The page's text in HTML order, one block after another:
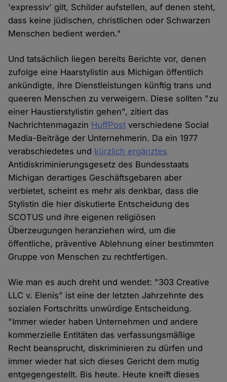
'expressiv' gilt, Schilder aufstellen, auf denen steht,
dass keine jüdischen, christlichen oder Schwarzen
Menschen bedient werden."
Und tatsächlich liegen bereits Berichte vor, denen
zufolge eine Haarstylistin aus Michigan öffentlich
ankündigte, ihre Dienstleistungen künftig trans und
queeren Menschen zu verweigern. Diese sollten "zu
einer Haustierstylistin gehen", zitiert das
Nachrichtenmagazin HuffPost verschiedene Social
Media-Beiträge der Unternehmerin. Da ein 1977
verabschiedetes und kürzlich ergänztes
Antidiskriminierungsgesetz des Bundesstaats
Michigan derartiges Geschäftsgebaren aber
verbietet, scheint es mehr als denkbar, dass die
Stylistin die hier diskutierte Entscheidung des
SCOTUS und ihre eigenen religiösen
Überzeugungen heranziehen wird, um die
öffentliche, präventive Ablehnung einer bestimmten
Gruppe von Menschen zu rechtfertigen.
Wie man es auch dreht und wendet: "303 Creative
LLC v. Elenis" ist eine der letzten Jahrzehnte des
sozialen Fortschritts unwürdige Entscheidung.
"Immer wieder haben Unternehmen und andere
kommerzielle Entitäten das verfassungsmäßige
Recht beansprucht, diskriminieren zu dürfen und
immer wieder hat sich dieses Gericht dem mutig
entgegengestellt. Bis heute. Heute kneift dieses